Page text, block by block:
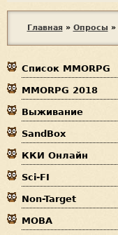
ы
з
д
е
с
ь
Главная » Опросы »
Список MMORPG
MMORPG 2018
Выживание
SandBox
ККИ Онлайн
Sci-FI
Non-Target
MOBA